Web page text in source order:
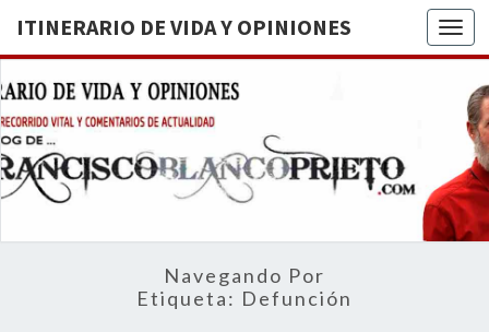
ITINERARIO DE VIDA Y OPINIONES
DE
BREVE
RECORRIDO
VITAL Y
ACTUALIDAD
Navegando Por
Etiqueta: Defunción